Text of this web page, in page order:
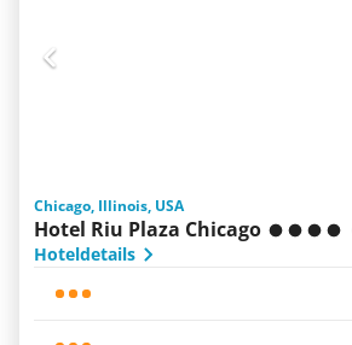
Chicago, Illinois, USA
Hotel Riu Plaza Chicago
Hoteldetails